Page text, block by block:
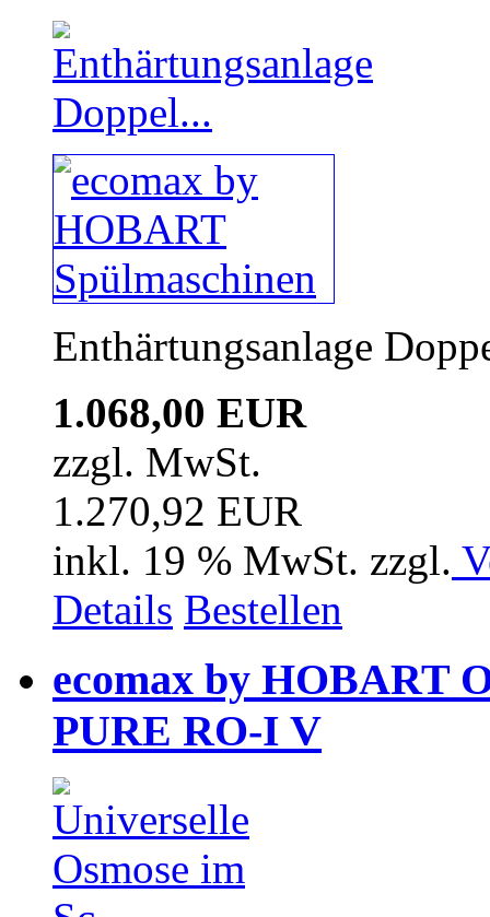
Enthärtungsanlage
1.068,00 EUR
zzgl. MwSt.
1.270,92 EUR
inkl. 19 % MwSt. zzgl.
Details Bestellen
ecomax by HOBART
PURE RO-I V